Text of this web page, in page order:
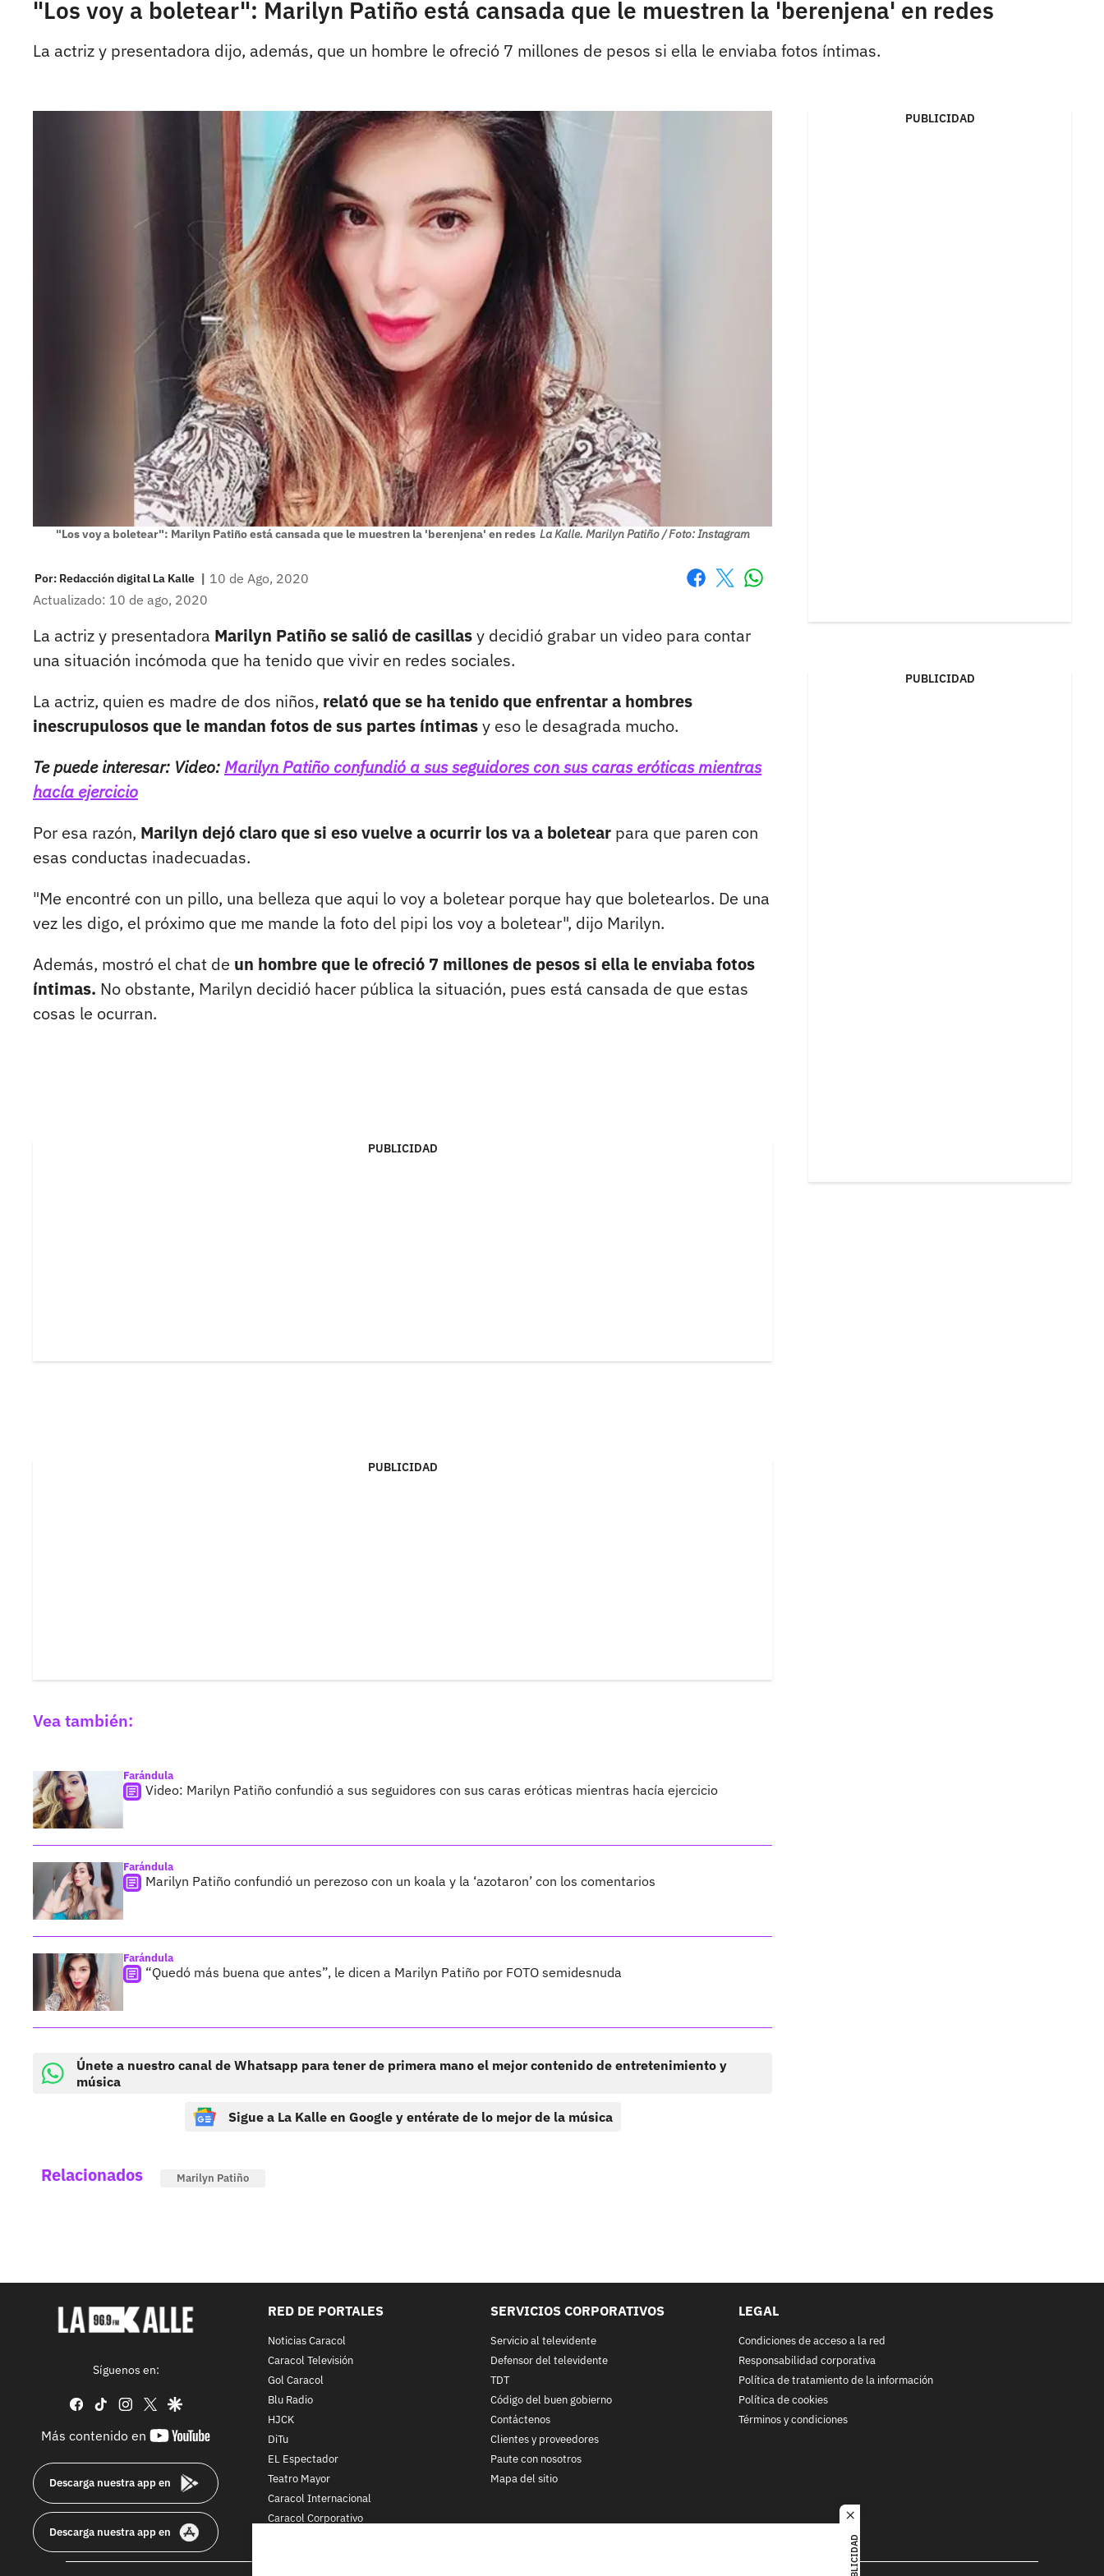
close
PUBLICIDAD
"Los voy a boletear": Marilyn Patiño está cansada que le muestren la 'berenjena' en redes
La actriz y presentadora dijo, además, que un hombre le ofreció 7 millones de pesos si ella le enviaba fotos íntimas.
"Los voy a boletear": Marilyn Patiño está cansada que le muestren la 'berenjena' en redes La Kalle. Marilyn Patiño / Foto: Instagram
Por: Redacción digital La Kalle | 10 de Ago, 2020
Actualizado: 10 de ago, 2020
La actriz y presentadora Marilyn Patiño se salió de casillasy decidió grabar un video para contar
una situación incómoda que ha tenido que vivir en redes sociales.
La actriz, quien es madre de dos niños, relató que se ha tenido que enfrentar a hombres
inescrupulosos que le mandan fotos de sus partes íntimasy eso le desagrada mucho.
Te puede interesar: Video:Marilyn Patiño confundió a sus seguidores con sus caras eróticas mientras
hacía ejercicio
Por esa razón, Marilyn dejó claro que si eso vuelve a ocurrir los va a boletear para que paren con
esas conductas inadecuadas.
"Me encontré con un pillo, una belleza que aqui lo voy a boletear porque hay que boletearlos. De una
vez les digo, el próximo que me mande la foto del pipi los voy a boletear", dijo Marilyn.
Además, mostró el chat de un hombre que le ofreció 7 millones de pesos si ella le enviaba fotos
íntimas. No obstante, Marilyn decidió hacer pública la situación, pues está cansada de que estas
cosas le ocurran.
PUBLICIDAD
PUBLICIDAD
Vea también:
Farándula
Video: Marilyn Patiño confundió a sus seguidores con sus caras eróticas mientras hacía ejercicio
Farándula
Marilyn Patiño confundió un perezoso con un koala y la ‘azotaron’ con los comentarios
Farándula
“Quedó más buena que antes”, le dicen a Marilyn Patiño por FOTO semidesnuda
Únete a nuestro canal de Whatsapp para tener de primera mano el mejor contenido de entretenimiento y
música
Sigue a La Kalle en Google y entérate de lo mejor de la música
Relacionados Marilyn Patiño
PUBLICIDAD
PUBLICIDAD
Síguenos en:
facebook
tiktok instagram
twittergoogle
Más contenido en
youtube-
Descarga nuestra app en
Descarga nuestra app en
RED DE PORTALES
Noticias Caracol
Caracol Televisión
Gol Caracol
Blu Radio
HJCK
DiTu
EL Espectador
Teatro Mayor
Caracol Internacional
Caracol Corporativo
SERVICIOS CORPORATIVOS
Servicio al televidente
Defensor del televidente
TDT
Código del buen gobierno
Contáctenos
Clientes y proveedores
Paute con nosotros
Mapa del sitio
LEGAL
Condiciones de acceso a la red
Responsabilidad corporativa
Política de tratamiento de la información
Política de cookies
Términos y condiciones